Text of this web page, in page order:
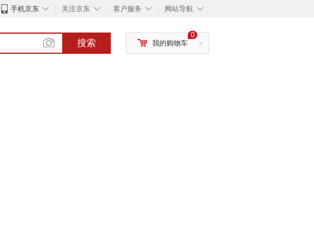
◇
手机京东 ◇
关注京东 ◇
客户服务 ◇
网站导航
搜索 >
0
我的购物车